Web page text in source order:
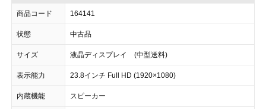
商品コード 164141
状態 中古品
サイズ 液晶ディスプレイ (中型送料)
表示能力 23.8インチ Full HD (1920×1080)
内蔵機能 スピーカー